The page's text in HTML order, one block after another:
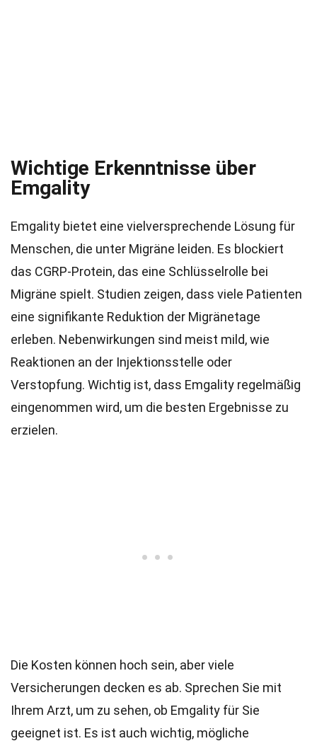
Wichtige Erkenntnisse über
Emgality
Emgality bietet eine vielversprechende Lösung für
Menschen, die unter Migräne leiden. Es blockiert
das CGRP-Protein, das eine Schlüsselrolle bei
Migräne spielt. Studien zeigen, dass viele Patienten
eine signifikante Reduktion der Migränetage
erleben. Nebenwirkungen sind meist mild, wie
Reaktionen an der Injektionsstelle oder
Verstopfung. Wichtig ist, dass Emgality regelmäßig
eingenommen wird, um die besten Ergebnisse zu
erzielen.
Die Kosten können hoch sein, aber viele
Versicherungen decken es ab. Sprechen Sie mit
Ihrem Arzt, um zu sehen, ob Emgality für Sie
geeignet ist. Es ist auch wichtig, mögliche